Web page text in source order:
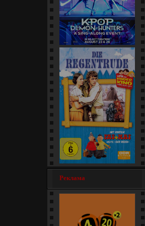
Кей-поп-охотницы на демонов
/ KPop Demon... [мультфильм]
Регентруда / Die Regentrude
(1976) [семейный]
Реклама